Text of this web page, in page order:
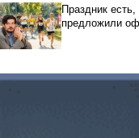
Праздник
предложили